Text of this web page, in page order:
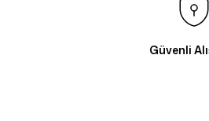
Güvenli